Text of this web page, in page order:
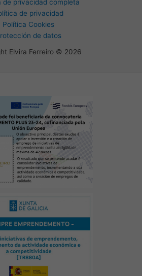
de privacidad completa
de privacidad
Política Cookies
de datos
Elvira Ferreiro © 2026